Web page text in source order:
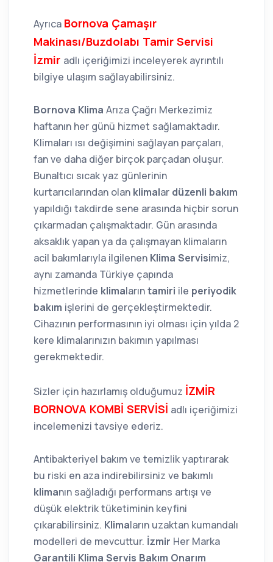
Ayrıca Bornova Çamaşır
Makinası/Buzdolabı Tamir Servisi
İzmir adlı içeriğimizi inceleyerek ayrıntılı
bilgiye ulaşım sağlayabilirsiniz.
Bornova Klima Arıza Çağrı Merkezimiz
haftanın her günü hizmet sağlamaktadır.
Klimaları ısı değişimini sağlayan parçaları,
fan ve daha diğer birçok parçadan oluşur.
Bunaltıcı sıcak yaz günlerinin
kurtarıcılarından olan klimalar düzenli bakım
yapıldığı takdirde sene arasında hiçbir sorun
çıkarmadan çalışmaktadır. Gün arasında
aksaklık yapan ya da çalışmayan klimaların
acil bakımlarıyla ilgilenen Klima Servisimiz,
aynı zamanda Türkiye çapında
hizmetlerinde klimalarıntamiri ile periyodik
bakım işlerini de gerçekleştirmektedir.
Cihazının performasının iyi olması için yılda 2
kere klimalarınızın bakımın yapılması
gerekmektedir.
Sizler için hazırlamış olduğumuz İZMİR
BORNOVA KOMBİ SERVİSİ adlı içeriğimizi
incelemenizi tavsiye ederiz.
Antibakteriyel bakım ve temizlik yaptırarak
bu riski en aza indirebilirsiniz ve bakımlı
klimanın sağladığı performans artışı ve
düşük elektrik tüketiminin keyfini
çıkarabilirsiniz. Klimaların uzaktan kumandalı
modelleri de mevcuttur. İzmir Her Marka
Garantili Klima Servis Bakım Onarım